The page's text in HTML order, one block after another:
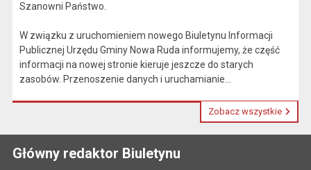
Szanowni Państwo.
W związku z uruchomieniem nowego Biuletynu Informacji
Publicznej Urzędu Gminy Nowa Ruda informujemy, że część
informacji na nowej stronie kieruje jeszcze do starych
zasobów. Przenoszenie danych i uruchamianie...
Zobacz wszystkie
Główny redaktor Biuletynu